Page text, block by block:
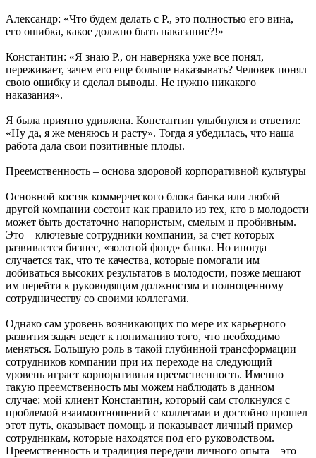
Александр: «Что будем делать с Р., это полностью его вина,
его ошибка, какое должно быть наказание?!»
Константин: «Я знаю Р., он наверняка уже все понял,
переживает, зачем его еще больше наказывать? Человек понял
свою ошибку и сделал выводы. Не нужно никакого
наказания».
Я была приятно удивлена. Константин улыбнулся и ответил:
«Ну да, я же меняюсь и расту». Тогда я убедилась, что наша
работа дала свои позитивные плоды.
Преемственность – основа здоровой корпоративной культуры
Основной костяк коммерческого блока банка или любой
другой компании состоит как правило из тех, кто в молодости
может быть достаточно напористым, смелым и пробивным.
Это – ключевые сотрудники компании, за счет которых
развивается бизнес, «золотой фонд» банка. Но иногда
случается так, что те качества, которые помогали им
добиваться высоких результатов в молодости, позже мешают
им перейти к руководящим должностям и полноценному
сотрудничеству со своими коллегами.
Однако сам уровень возникающих по мере их карьерного
развития задач ведет к пониманию того, что необходимо
меняться. Большую роль в такой глубинной трансформации
сотрудников компании при их переходе на следующий
уровень играет корпоративная преемственность. Именно
такую преемственность мы можем наблюдать в данном
случае: мой клиент Константин, который сам столкнулся с
проблемой взаимоотношений с коллегами и достойно прошел
этот путь, оказывает помощь и показывает личный пример
сотрудникам, которые находятся под его руководством.
Преемственность и традиция передачи личного опыта – это